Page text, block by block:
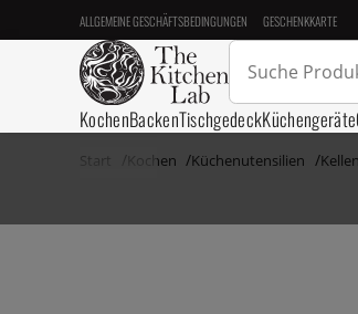
ALLGEMEINE GESCHÄFTSBEDINGUNGEN GESCHENKKARTE
KochenBackenTischgedeckKüchengeräte
Start Kochen Küchenutensilien